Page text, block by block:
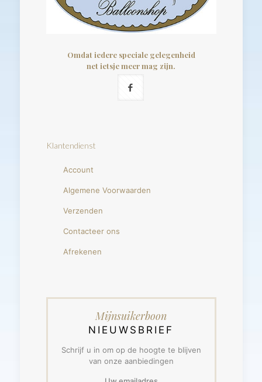
Omdat iedere speciale gelegenheid
net ietsje meer mag zijn.
Klantendienst
Account
Algemene Voorwaarden
Verzenden
Contacteer ons
Afrekenen
Mijnsuikerboon
NIEUWSBRIEF
Schrijf u in om op de hoogte te blijven
van onze aanbiedingen